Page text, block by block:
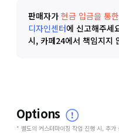
Options
* 별도의 커스터마이징 작업 진행 시, 추가
판매자가 현금 입금을 통
디자인센터에 신고해주세
시, 카페24에서 책임지지